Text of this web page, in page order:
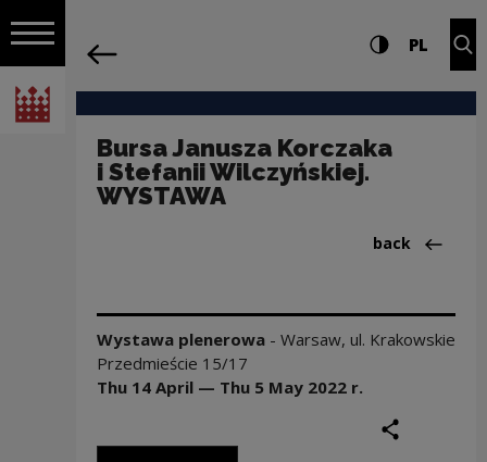
Open navigation
National Centre for Culture Poland
Navigation Settings and search
High contrast
PL
Bursa Janusza Korczaka
i Stefanii Wilczyńskiej.
WYSTAWA
Back
back
Wystawa plenerowa - Warsaw, ul. Krakowskie
Przedmieście 15/17
Thu 14 April — Thu 5 May 2022r.